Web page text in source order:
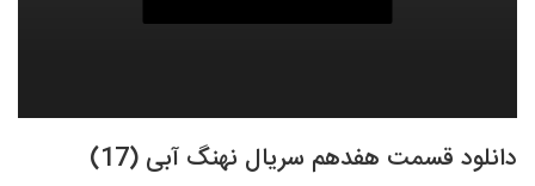
دانلود قسمت هفدهم سریال نهنگ آبی (17)